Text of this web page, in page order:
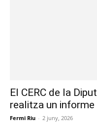
El CERC de la
realitza un informe
Fermi Riu - 2 juny, 2026